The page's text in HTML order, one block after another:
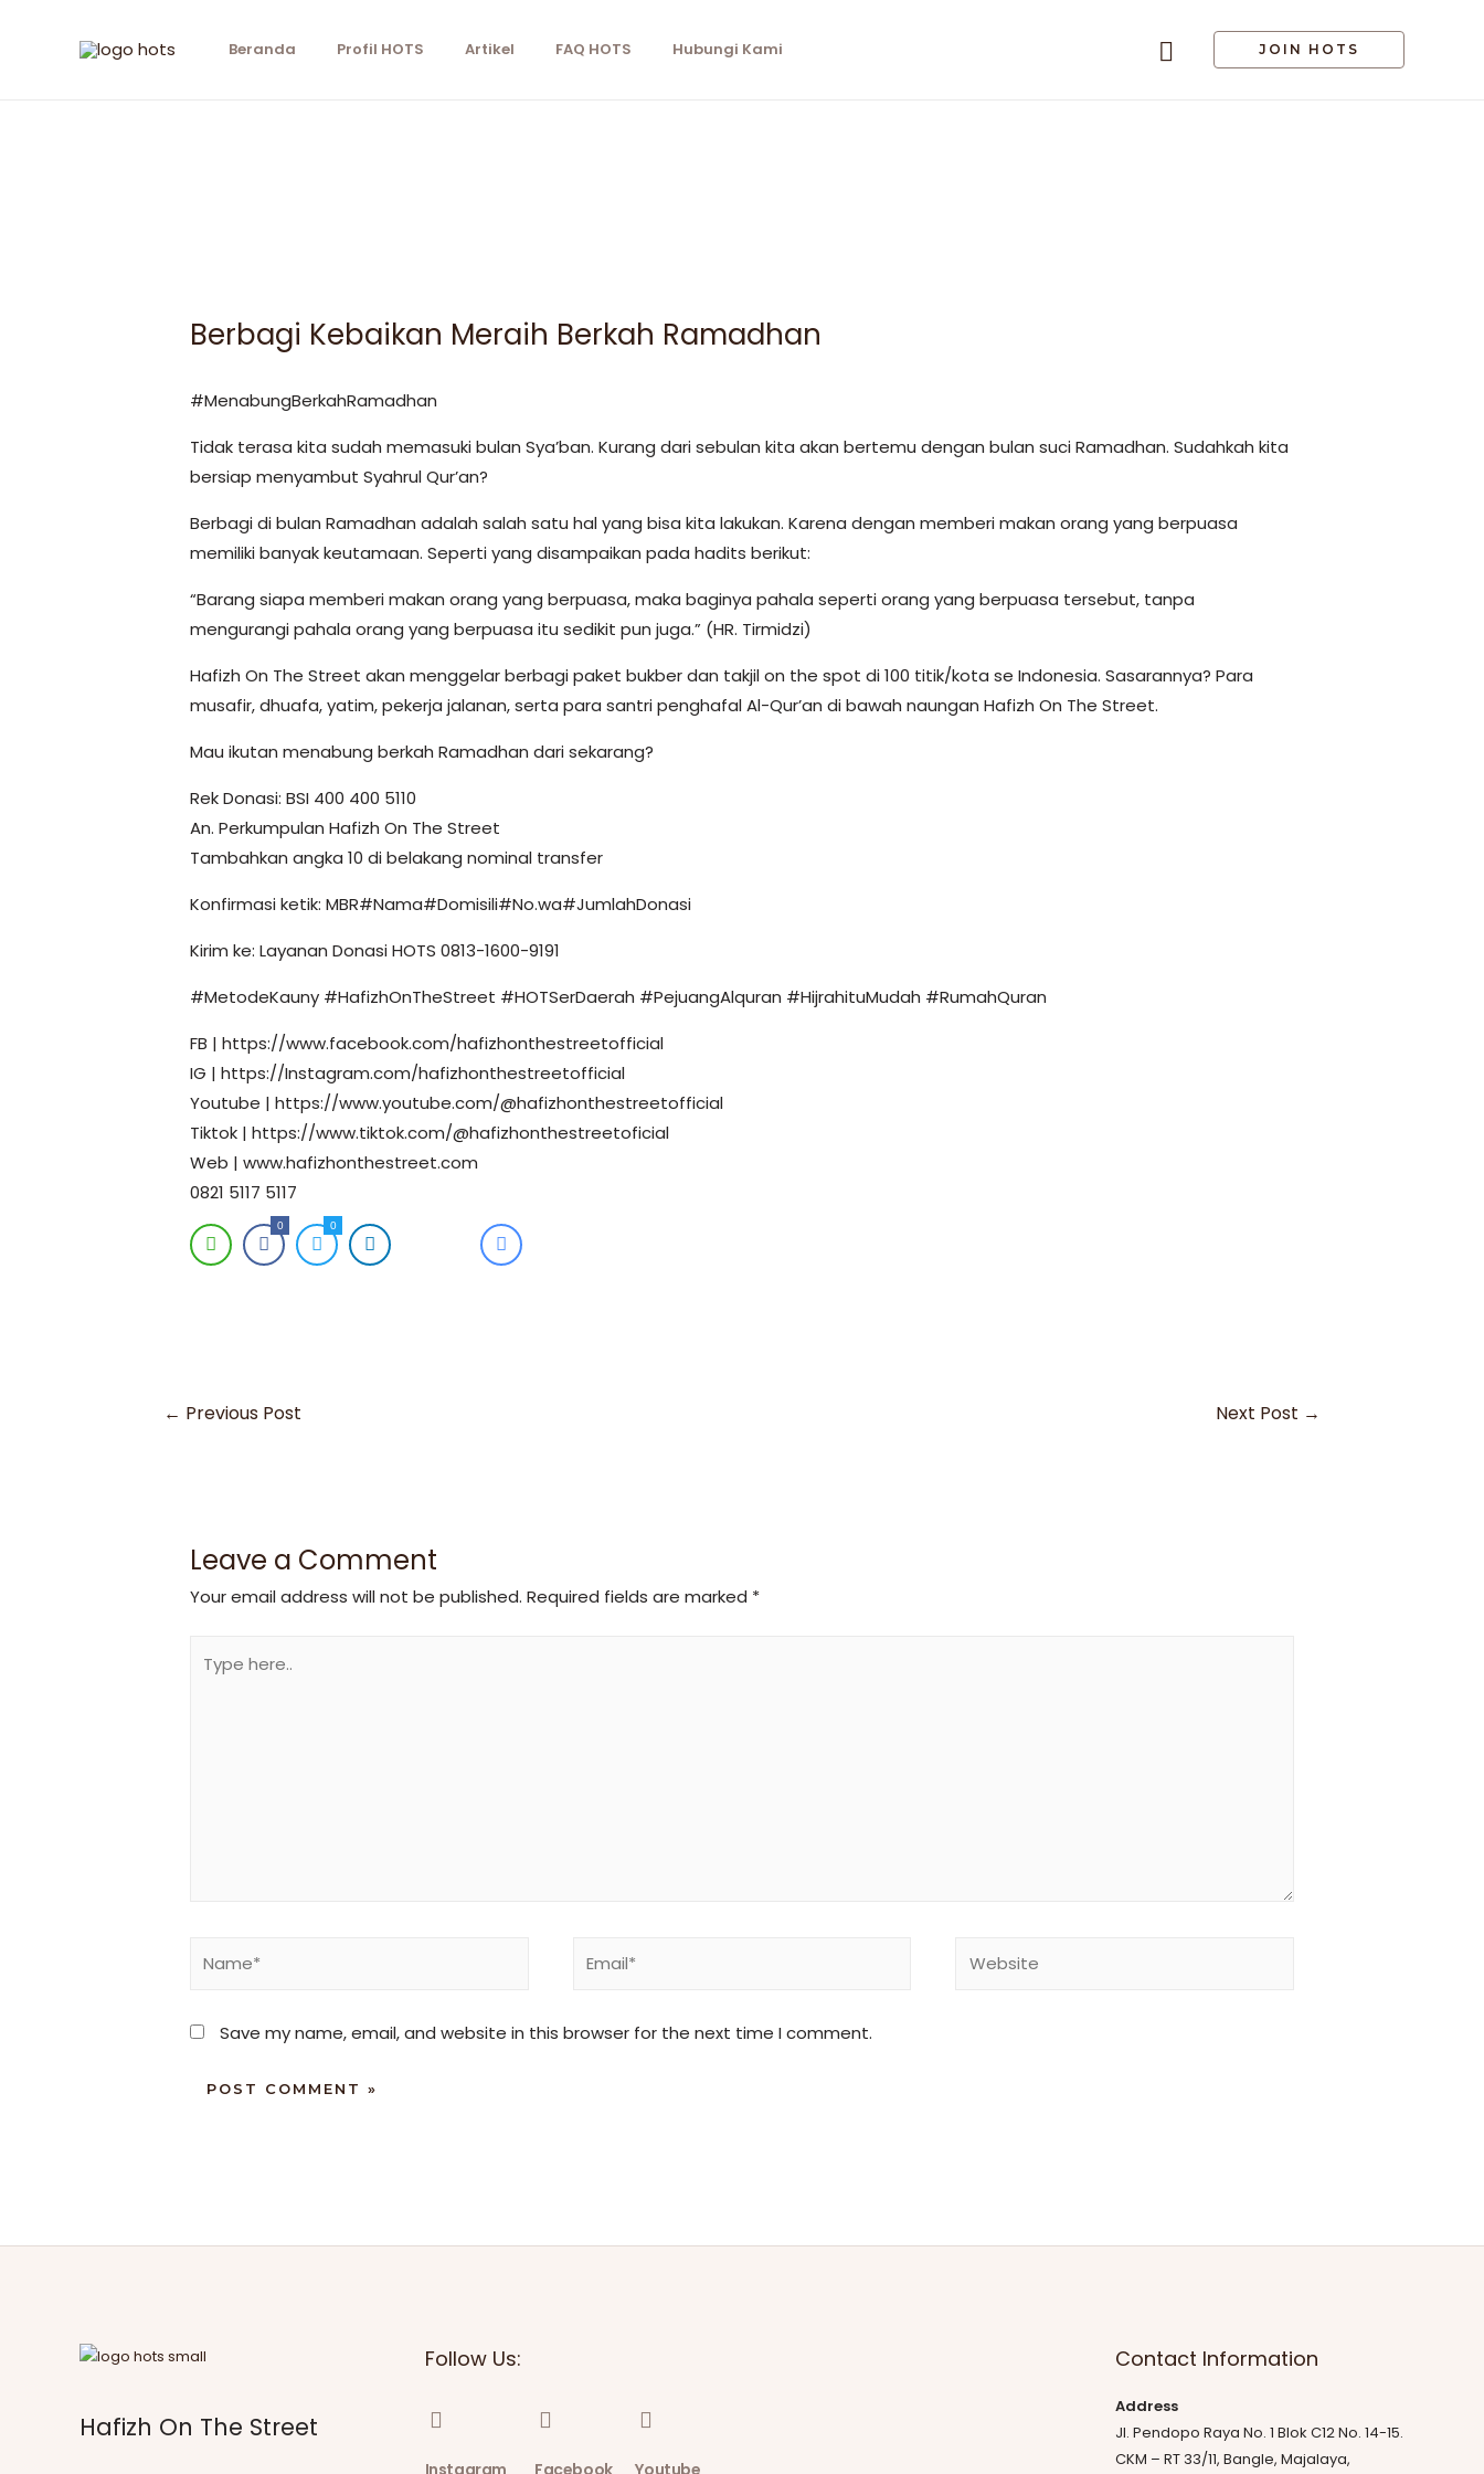
Beranda Profil HOTS Artikel FAQ HOTS Hubungi Kami JOIN HOTS
Berbagi Kebaikan Meraih Berkah Ramadhan
#MenabungBerkahRamadhan
Tidak terasa kita sudah memasuki bulan Sya’ban. Kurang dari sebulan kita akan bertemu dengan bulan suci Ramadhan. Sudahkah kita
bersiap menyambut Syahrul Qur’an?
Berbagi di bulan Ramadhan adalah salah satu hal yang bisa kita lakukan. Karena dengan memberi makan orang yang berpuasa
memiliki banyak keutamaan. Seperti yang disampaikan pada hadits berikut:
“Barang siapa memberi makan orang yang berpuasa, maka baginya pahala seperti orang yang berpuasa tersebut, tanpa
mengurangi pahala orang yang berpuasa itu sedikit pun juga.” (HR. Tirmidzi)
Hafizh On The Street akan menggelar berbagi paket bukber dan takjil on the spot di 100 titik/kota se Indonesia. Sasarannya? Para
musafir, dhuafa, yatim, pekerja jalanan, serta para santri penghafal Al-Qur’an di bawah naungan Hafizh On The Street.
Mau ikutan menabung berkah Ramadhan dari sekarang?
Rek Donasi: BSI 400 400 5110
An. Perkumpulan Hafizh On The Street
Tambahkan angka 10 di belakang nominal transfer
Konfirmasi ketik: MBR#Nama#Domisili#No.wa#JumlahDonasi
Kirim ke: Layanan Donasi HOTS 0813-1600-9191
#MetodeKauny #HafizhOnTheStreet #HOTSerDaerah #PejuangAlquran #HijrahituMudah #RumahQuran
FB | https://www.facebook.com/hafizhonthestreetofficial
IG | https://Instagram.com/hafizhonthestreetofficial
Youtube | https://www.youtube.com/@hafizhonthestreetofficial
Tiktok | https://www.tiktok.com/@hafizhonthestreetoficial
Web | www.hafizhonthestreet.com
0821 5117 5117
0 0
← Previous Post Next Post →
Leave a Comment
Your email address will not be published. Required fields are marked *
Save my name, email, and website in this browser for the next time I comment.
Hafizh On The Street
Follow Us:
Instagram Facebook Youtube
Contact Information
Address
Jl. Pendopo Raya No. 1 Blok C12 No. 14-15.
CKM – RT 33/11, Bangle, Majalaya,